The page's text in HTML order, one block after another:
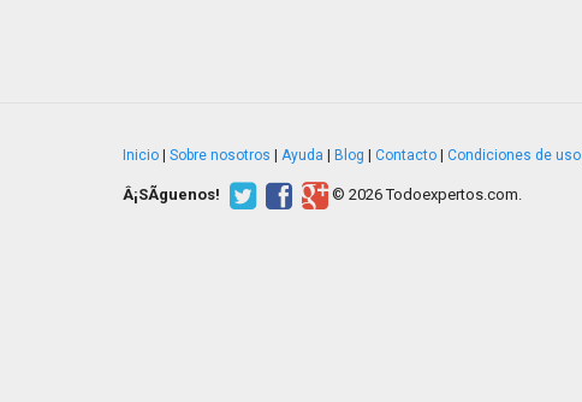
Inicio Sobre nosotros Ayuda Blog Contacto Condiciones de uso
Â¡SÃ­guenos! © 2026 Todoexpertos.com.